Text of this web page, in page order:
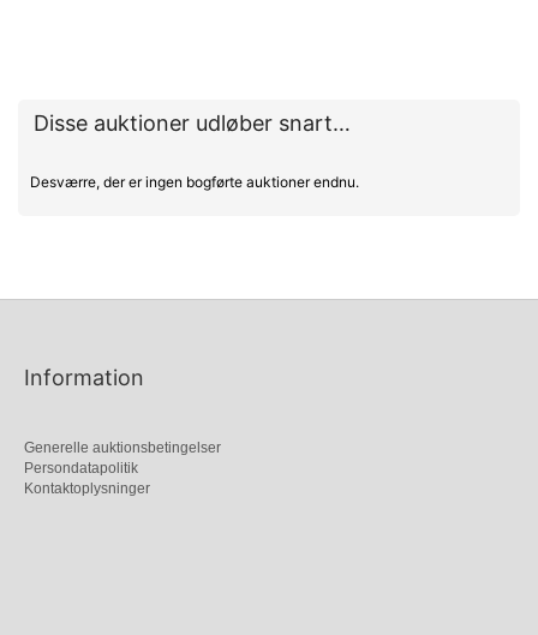
Disse auktioner udløber snart…
Desværre, der er ingen bogførte auktioner endnu.
Information
Generelle auktionsbetingelser
Persondatapolitik
Kontaktoplysninger